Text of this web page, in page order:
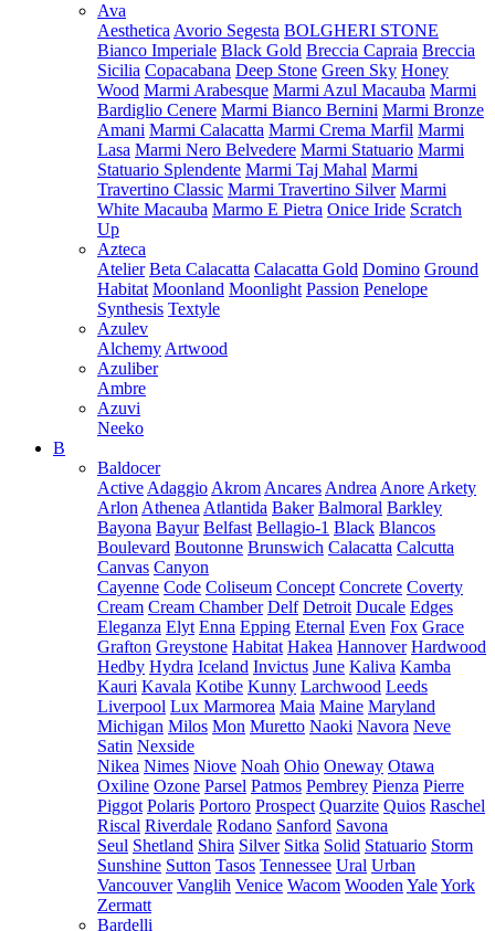
Ava
Aesthetica Avorio Segesta BOLGHERI STONE
Bianco Imperiale Black Gold Breccia Capraia Breccia
Sicilia Copacabana Deep Stone Green Sky Honey
Wood Marmi Arabesque Marmi Azul Macauba Marmi
Bardiglio Cenere Marmi Bianco Bernini Marmi Bronze
Amani Marmi Calacatta Marmi Crema Marfil Marmi
Lasa Marmi Nero Belvedere Marmi Statuario Marmi
Statuario Splendente Marmi Taj Mahal Marmi
Travertino Classic Marmi Travertino Silver Marmi
White Macauba Marmo E Pietra Onice Iride Scratch
Up
Azteca
Atelier Beta Calacatta Calacatta Gold Domino Ground
Habitat Moonland Moonlight Passion Penelope
Synthesis Textyle
Azulev
Alchemy Artwood
Azuliber
Ambre
Azuvi
Neeko
B
Baldocer
Active Adaggio Akrom Ancares Andrea Anore Arkety
Arlon Athenea Atlantida Baker Balmoral Barkley
Bayona Bayur Belfast Bellagio-1 Black Blancos
Boulevard Boutonne Brunswich Calacatta Calcutta
Canvas Canyon
Cayenne Code Coliseum Concept Concrete Coverty
Cream Cream Chamber Delf Detroit Ducale Edges
Eleganza Elyt Enna Epping Eternal Even Fox Grace
Grafton Greystone Habitat Hakea Hannover Hardwood
Hedby Hydra Iceland Invictus June Kaliva Kamba
Kauri Kavala Kotibe Kunny Larchwood Leeds
Liverpool Lux Marmorea Maia Maine Maryland
Michigan Milos Mon Muretto Naoki Navora Neve
Satin Nexside
Nikea Nimes Niove Noah Ohio Oneway Otawa
Oxiline Ozone Parsel Patmos Pembrey Pienza Pierre
Piggot Polaris Portoro Prospect Quarzite Quios Raschel
Riscal Riverdale Rodano Sanford Savona
Seul Shetland Shira Silver Sitka Solid Statuario Storm
Sunshine Sutton Tasos Tennessee Ural Urban
Vancouver Vanglih Venice Wacom Wooden YaleYork
Zermatt
Bardelli